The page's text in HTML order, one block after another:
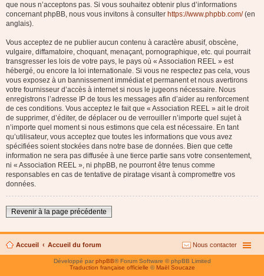
que nous n’acceptons pas. Si vous souhaitez obtenir plus d’informations
concernant phpBB, nous vous invitons à consulter https://www.phpbb.com/(en
anglais).
Vous acceptez de ne publier aucun contenu à caractère abusif, obscène,
vulgaire, diffamatoire, choquant, menaçant, pornographique, etc. qui pourrait
transgresser les lois de votre pays, le pays où « Association REEL » est
hébergé, ou encore la loi internationale. Si vous ne respectez pas cela, vous
vous exposez à un bannissement immédiat et permanent et nous avertirons
votre fournisseur d’accès à internet si nous le jugeons nécessaire. Nous
enregistrons l’adresse IP de tous les messages afin d’aider au renforcement
de ces conditions. Vous acceptez le fait que « Association REEL » ait le droit
de supprimer, d’éditer, de déplacer ou de verrouiller n’importe quel sujet à
n’importe quel moment si nous estimons que cela est nécessaire. En tant
qu’utilisateur, vous acceptez que toutes les informations que vous avez
spécifiées soient stockées dans notre base de données. Bien que cette
information ne sera pas diffusée à une tierce partie sans votre consentement,
ni « Association REEL », ni phpBB, ne pourront être tenus comme
responsables en cas de tentative de piratage visant à compromettre vos
données.
Revenir à la page précédente
Accueil Accueil du forum Nous contacter
Développé parphpBB® Forum Software © phpBB Limited
Traduction française officielle © Maël Soucaze